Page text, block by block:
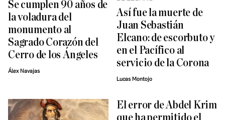
Se cumplen 90 años de
la voladura del
monumento al
Sagrado Corazón del
Cerro de los Ángeles
Álex Navajas
Así fue la muerte de
Juan Sebastián
Elcano: de escorbuto y
en el Pacífico al
servicio de la Corona
Lucas Montojo
El error de Abdel Krim
que ha permitido el